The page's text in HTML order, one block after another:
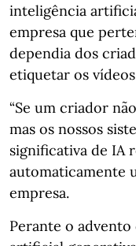
inteligência
empresa que
dependia dos
etiquetar os
“Se um criador
mas os nossos
significativa de IA
automaticamente
empresa.
Perante o